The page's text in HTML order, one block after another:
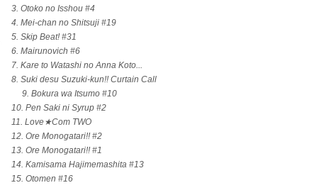
3. Otoko no Isshou #4
4. Mei-chan no Shitsuji #19
5. Skip Beat! #31
6. Mairunovich #6
7. Kare to Watashi no Anna Koto...
8. Suki desu Suzuki-kun!! Curtain Call
9. Bokura wa Itsumo #10
10. Pen Saki ni Syrup #2
11. Love★Com TWO
12. Ore Monogatari!! #2
13. Ore Monogatari!! #1
14. Kamisama Hajimemashita #13
15. Otomen #16